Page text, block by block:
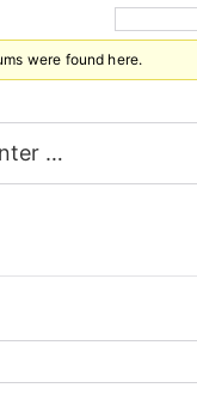
were found here.